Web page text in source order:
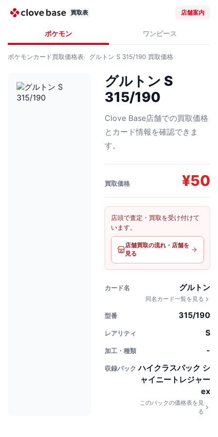
買取表 店舗案内
ポケモン ワンピース
ポケモンカード買取価格表 グルトン S 315/190 買取価格
グルトン S
315/190
Clove Base店舗での買取価格
とカード情報を確認できま
す。
買取価格 ¥50
店頭で査定・買取を受け付けて
います。
店舗買取の流れ・店舗を
見る
カード名 グルトン
同名カード一覧を見る
型番 315/190
レアリティ S
加工・種類 -
収録パック ハイクラスパック シ
ャイニートレジャー
ex
このパックの価格表を見
る